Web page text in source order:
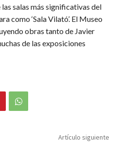
salas más significativas del
como ‘Sala Vilató’. El Museo
obras tanto de Javier
de las exposiciones
Artículo siguiente